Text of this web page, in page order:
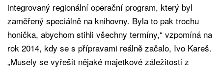
integrovaný regionální operační program, který byl
zaměřený speciálně na knihovny. Byla to pak trochu
honička, abychom stihli všechny termíny,“ vzpomíná na
rok 2014, kdy se s přípravami reálně začalo, Ivo Kareš.
„Musely se vyřešit nějaké majetkové záležitosti z